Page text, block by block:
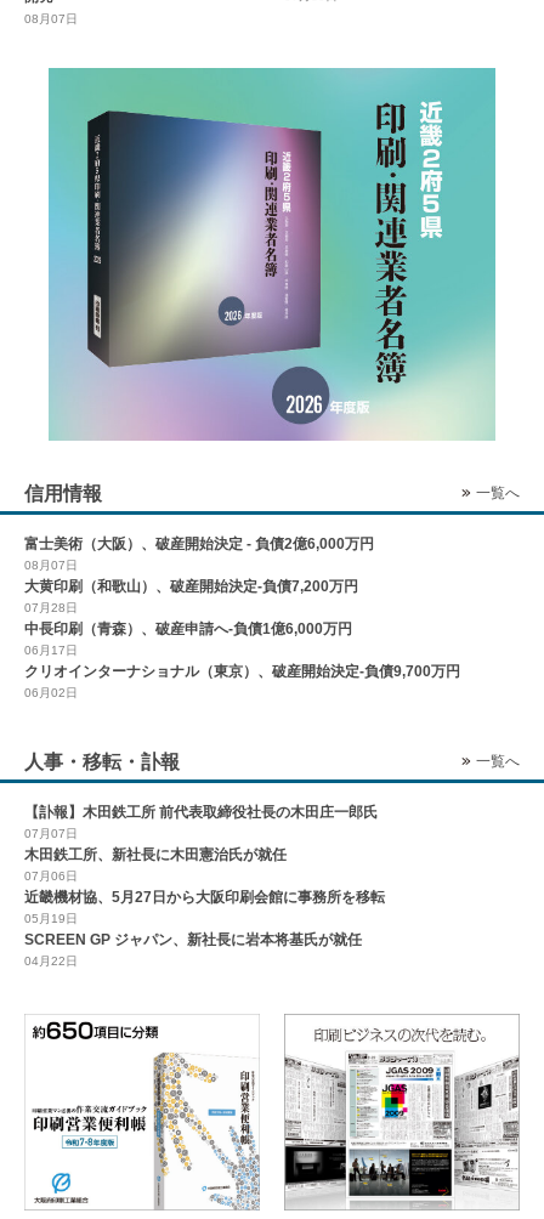
08月07日
信用情報 一覧へ
富士美術（大阪）、破産開始決定 - 負債2億6,000万円
08月07日
大黄印刷（和歌山）、破産開始決定-負債7,200万円
07月28日
中長印刷（青森）、破産申請へ-負債1億6,000万円
06月17日
クリオインターナショナル（東京）、破産開始決定-負債9,700万円
06月02日
人事・移転・訃報 一覧へ
【訃報】木田鉄工所 前代表取締役社長の木田庄一郎氏
07月07日
木田鉄工所、新社長に木田憲治氏が就任
07月06日
近畿機材協、5月27日から大阪印刷会館に事務所を移転
05月19日
SCREEN GP ジャパン、新社長に岩本将基氏が就任
04月22日